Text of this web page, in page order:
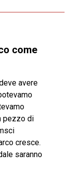
come
avere
pezzo di
cresce.
saranno